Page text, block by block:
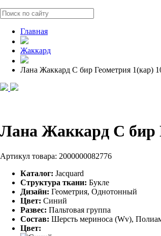
Главная
Жаккард
Лана Жаккард С бир Геометрия 1(кар)
Лана Жаккард С бир
Артикул товара: 2000000082776
Каталог: Jacquard
Структура ткани: Букле
Дизайн: Геометрия, Однотонный
Цвет: Синий
Развес: Пальтовая группа
Состав: Шерсть мериноса (Wv),
Цвет: